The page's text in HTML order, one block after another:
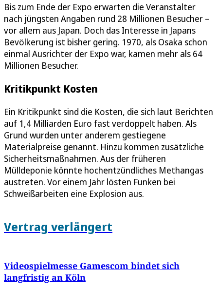
Bis zum Ende der Expo erwarten die Veranstalter
nach jüngsten Angaben rund 28 Millionen Besucher –
vor allem aus Japan. Doch das Interesse in Japans
Bevölkerung ist bisher gering. 1970, als Osaka schon
einmal Ausrichter der Expo war, kamen mehr als 64
Millionen Besucher.
Kritikpunkt Kosten
Ein Kritikpunkt sind die Kosten, die sich laut Berichten
auf 1,4 Milliarden Euro fast verdoppelt haben. Als
Grund wurden unter anderem gestiegene
Materialpreise genannt. Hinzu kommen zusätzliche
Sicherheitsmaßnahmen. Aus der früheren
Mülldeponie könnte hochentzündliches Methangas
austreten. Vor einem Jahr lösten Funken bei
Schweißarbeiten eine Explosion aus.
Vertrag verlängert
Videospielmesse Gamescom bindet sich
langfristig an Köln